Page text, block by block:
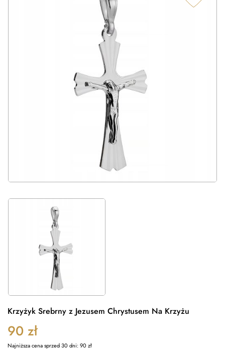
Krzyżyk Srebrny z Jezusem Chrystusem Na Krzyżu
90 zł
Najniższa cena sprzed 30 dni:90zł